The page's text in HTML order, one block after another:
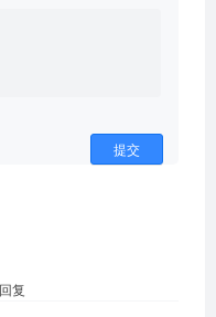
提交
回复